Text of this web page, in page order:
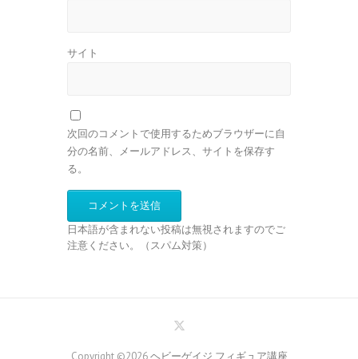
サイト
次回のコメントで使用するためブラウザーに自
分の名前、メールアドレス、サイトを保存す
る。
日本語が含まれない投稿は無視されますのでご
注意ください。（スパム対策）
Copyright ©2026ヘビーゲイジ フィギュア講座